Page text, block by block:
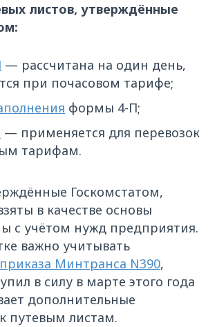
листов, утверждённые
— рассчитана на один день,
при почасовом тарифе;
формы 4-П;
— применяется для перевозок
тарифам.
Госкомстатом,
в качестве основы
с учётом нужд предприятия.
важно учитывать
приказа Минтранса N390,
в силу в марте этого года
дополнительные
путевым листам.